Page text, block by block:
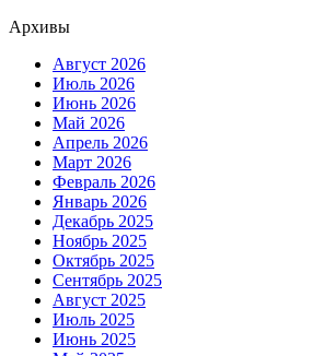
Архивы
Август 2026
Июль 2026
Июнь 2026
Май 2026
Апрель 2026
Март 2026
Февраль 2026
Январь 2026
Декабрь 2025
Ноябрь 2025
Октябрь 2025
Сентябрь 2025
Август 2025
Июль 2025
Июнь 2025